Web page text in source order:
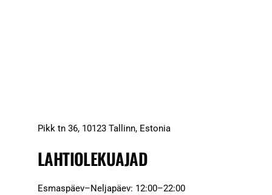
Pikk tn 36, 10123 Tallinn, Estonia
LAHTIOLEKUAJAD
Esmaspäev–Neljapäev: 12:00–22:00